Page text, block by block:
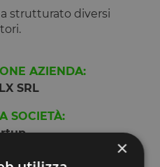
strutturato diversi
AZIENDA:
SRL
SOCIETÀ:
MINIMO:
×